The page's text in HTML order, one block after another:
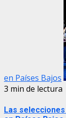
en Países Bajos
3 min de lectura
Las